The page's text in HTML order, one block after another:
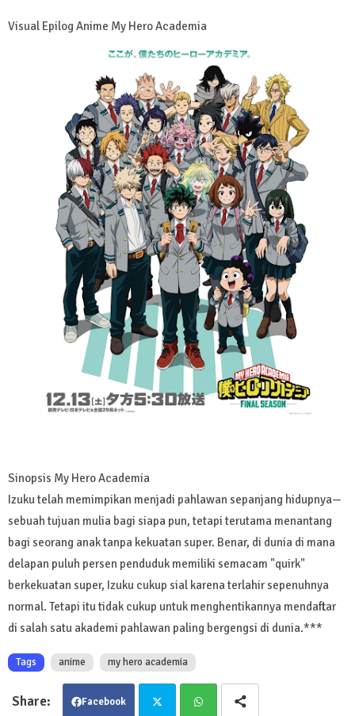
Visual Epilog Anime My Hero Academia
Sinopsis My Hero Academia
Izuku telah memimpikan menjadi pahlawan sepanjang hidupnya—
sebuah tujuan mulia bagi siapa pun, tetapi terutama menantang
bagi seorang anak tanpa kekuatan super. Benar, di dunia di mana
delapan puluh persen penduduk memiliki semacam "quirk"
berkekuatan super, Izuku cukup sial karena terlahir sepenuhnya
normal. Tetapi itu tidak cukup untuk menghentikannya mendaftar
di salah satu akademi pahlawan paling bergengsi di dunia.***
Tags anime my hero academia
Facebook